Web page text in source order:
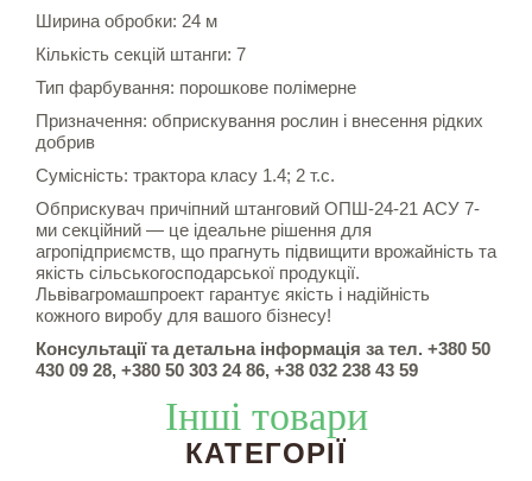
Ширина обробки: 24 м
Кількість секцій штанги: 7
Тип фарбування: порошкове полімерне
Призначення: обприскування рослин і внесення рідких
добрив
Сумісність: трактора класу 1.4; 2 т.с.
Обприскувач причіпний штанговий ОПШ-24-21 АСУ 7-
ми секційний — це ідеальне рішення для
агропідприємств, що прагнуть підвищити врожайність та
якість сільськогосподарської продукції.
Львівагромашпроект гарантує якість і надійність
кожного виробу для вашого бізнесу!
Консультації та детальна інформація за тел. +380 50
430 09 28, +380 50 303 24 86, +38 032 238 43 59
Інші товари
КАТЕГОРІЇ